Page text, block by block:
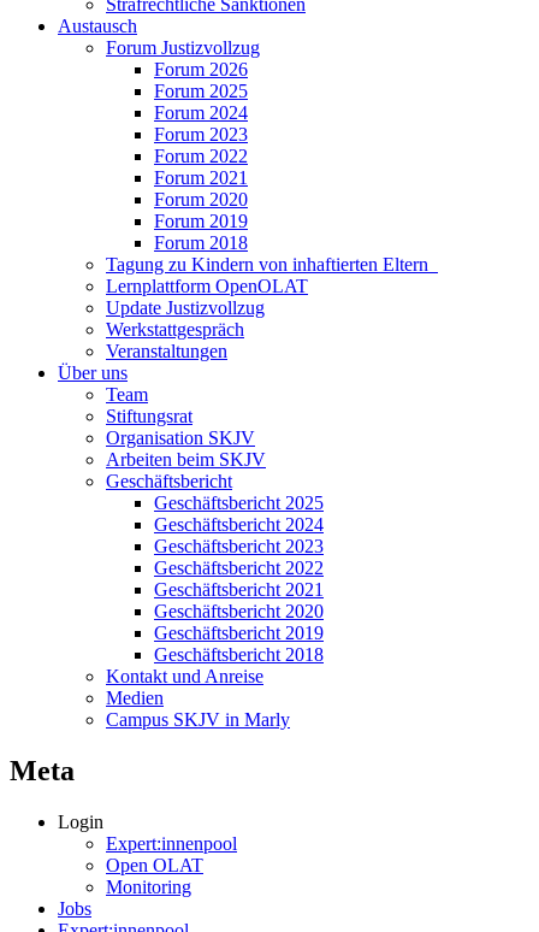
Austausch
Forum Justizvollzug
Forum 2026
Forum 2025
Forum 2024
Forum 2023
Forum 2022
Forum 2021
Forum 2020
Forum 2019
Forum 2018
Tagung zu Kindern von inhaftierten Eltern
Lernplattform OpenOLAT
Update Justizvollzug
Werkstattgespräch
Veranstaltungen
Über uns
Team
Stiftungsrat
Organisation SKJV
Arbeiten beim SKJV
Geschäftsbericht
Geschäftsbericht 2025
Geschäftsbericht 2024
Geschäftsbericht 2023
Geschäftsbericht 2022
Geschäftsbericht 2021
Geschäftsbericht 2020
Geschäftsbericht 2019
Geschäftsbericht 2018
Kontakt und Anreise
Medien
Campus SKJV in Marly
Meta
Login
Expert:innenpool
Open OLAT
Monitoring
Jobs